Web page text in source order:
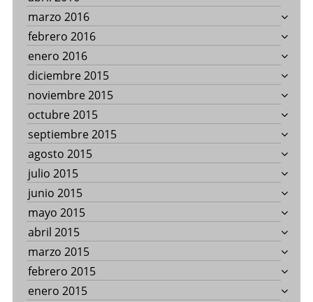
marzo 2016
febrero 2016
enero 2016
diciembre 2015
noviembre 2015
octubre 2015
septiembre 2015
agosto 2015
julio 2015
junio 2015
mayo 2015
abril 2015
marzo 2015
febrero 2015
enero 2015